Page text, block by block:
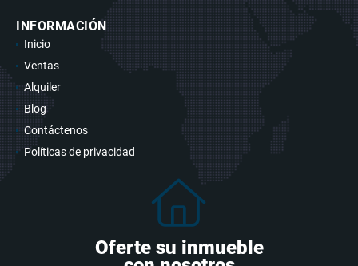
INFORMACIÓN
Inicio
Ventas
Alquiler
Blog
Contáctenos
Políticas de privacidad
Oferte su inmueble